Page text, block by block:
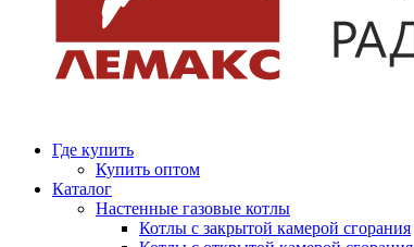
Где купить
Купить оптом
Каталог
Настенные газовые котлы
Котлы с закрытой камерой сгорания